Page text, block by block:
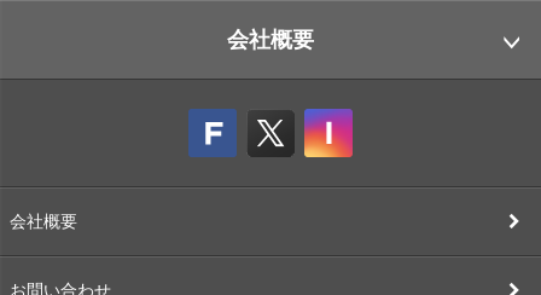
会社概要
会社概要
お問い合わせ